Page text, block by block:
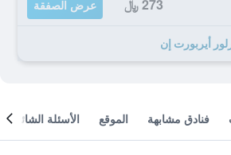
273 ﷼ عرض الصفقة
فنادق مشابهة الموقع الأسئلة الشائعة